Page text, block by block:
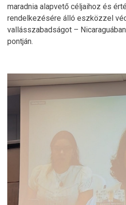
maradnia alapvető céljaihoz és
rendelkezésére álló eszközzel
vallásszabadságot –
pontján.